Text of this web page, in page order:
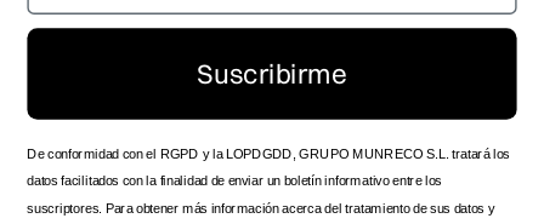
SPOTS HISTÓRICOS
TRABAJA CON NOSOTROS
PRODUCTO
FOLLOW US
Suscribirme
De conformidad con el RGPD y la LOPDGDD, GRUPO MUNRECO S.L. tratará los
datos facilitados con la finalidad de enviar un boletín informativo entre los
suscriptores. Para obtener más información acerca del tratamiento de sus datos y